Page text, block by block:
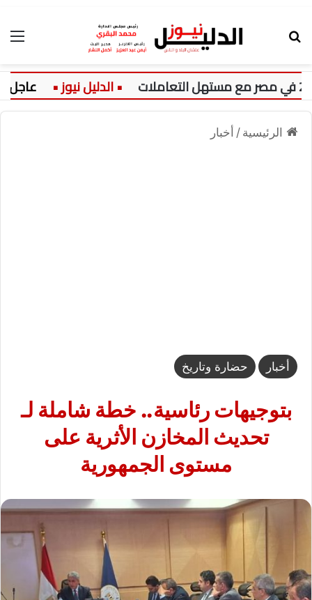
عاجل:
الرئيسية / أخبار
أخبار حضارة وتاريخ
بتوجيهات رئاسية.. خطة شاملة لـ
تحديث المخازن الأثرية على
مستوى الجمهورية